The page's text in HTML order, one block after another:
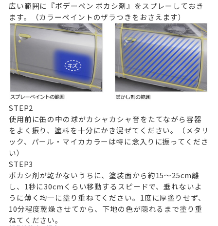
広い範囲に 『ボデーペン ボカシ剤』 をスプレーしておき
ます。（カラーペイントのザラつきをおさえます）
STEP2
使用前に缶の中の球がカシャカシャ音をたてながら容器
をよく振り、塗料を十分にかき混ぜてください。（メタリ
ック、パール・マイカカラーは特に念入りに振ってくださ
い）
STEP3
ボカシ剤が乾かないうちに、塗装面から約15～25cm離
し、1秒に30cmくらい移動するスピードで、垂れないよ
うに薄く均一に塗り重ねてください。1度に厚塗りせず、
10分程度乾燥させてから、下地の色が隠れるまで塗り重
ねてください。